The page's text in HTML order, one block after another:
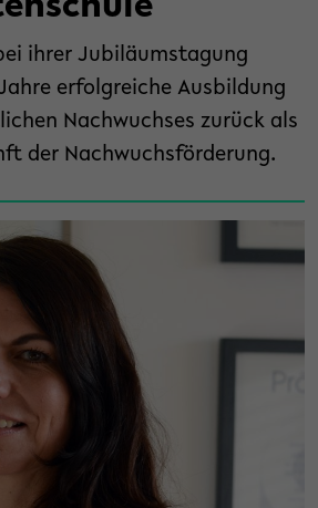
ihrer Jubiläumstagung
erfolgreiche Ausbildung
Nachwuchses zurück als
der Nachwuchsförderung.